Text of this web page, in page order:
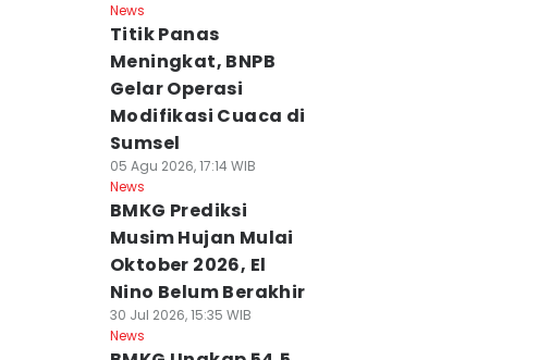
News
Titik Panas
Meningkat, BNPB
Gelar Operasi
Modifikasi Cuaca di
Sumsel
05 Agu 2026, 17:14 WIB
News
BMKG Prediksi
Musim Hujan Mulai
Oktober 2026, El
Nino Belum Berakhir
30 Jul 2026, 15:35 WIB
News